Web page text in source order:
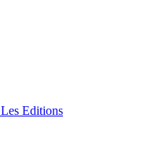
Les Editions